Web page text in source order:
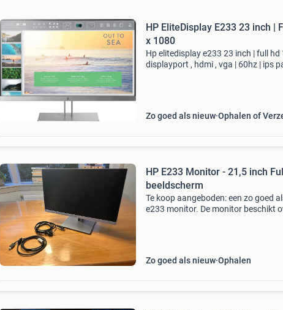
HP EliteDisplay E233 23 inch |
x 1080
Hp elitedisplay e233 23 inch | full hd
displayport , hdmi , vga | 60hz | ips
Zo goed als nieuw Ophalen of
HP E233 Monitor - 21,5 inch
beeldscherm
Te koop aangeboden: een zo goed
e233 monitor. De monitor beschikt
Zo goed als nieuw Ophalen